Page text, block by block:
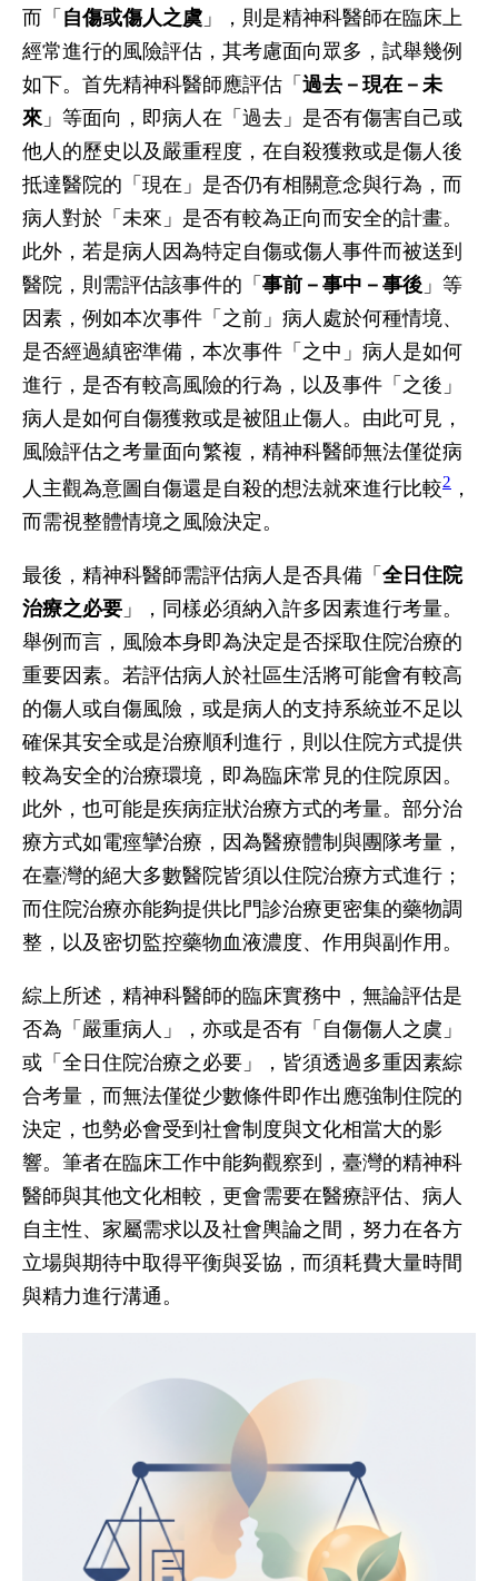
而「 自傷或傷人之虞 」，則是精神科醫師在臨床上
經常進行的風險評估，其考慮面向眾多，試舉幾例
如下。首先精神科醫師應評估「 過去－現在－未
來」等面向，即病人在「過去」是否有傷害自己或
他人的歷史以及嚴重程度，在自殺獲救或是傷人後
抵達醫院的「現在」是否仍有相關意念與行為，而
病人對於「未來」是否有較為正向而安全的計畫。
此外，若是病人因為特定自傷或傷人事件而被送到
醫院，則需評估該事件的「 事前－事中－事後 」等
因素，例如本次事件「之前」病人處於何種情境、
是否經過縝密準備，本次事件「之中」病人是如何
進行，是否有較高風險的行為，以及事件「之後」
病人是如何自傷獲救或是被阻止傷人。由此可見，
風險評估之考量面向繁複，精神科醫師無法僅從病
人主觀為意圖自傷還是自殺的想法就來進行比較2 ，
而需視整體情境之風險決定。
最後，精神科醫師需評估病人是否具備「 全日住院
治療之必要 」，同樣必須納入許多因素進行考量。
舉例而言，風險本身即為決定是否採取住院治療的
重要因素。若評估病人於社區生活將可能會有較高
的傷人或自傷風險，或是病人的支持系統並不足以
確保其安全或是治療順利進行，則以住院方式提供
較為安全的治療環境，即為臨床常見的住院原因。
此外，也可能是疾病症狀治療方式的考量。部分治
療方式如電痙攣治療，因為醫療體制與團隊考量，
在臺灣的絕大多數醫院皆須以住院治療方式進行；
而住院治療亦能夠提供比門診治療更密集的藥物調
整，以及密切監控藥物血液濃度、作用與副作用。
綜上所述，精神科醫師的臨床實務中，無論評估是
否為「嚴重病人」，亦或是否有「自傷傷人之虞」
或「全日住院治療之必要」，皆須透過多重因素綜
合考量，而無法僅從少數條件即作出應強制住院的
決定，也勢必會受到社會制度與文化相當大的影
響。筆者在臨床工作中能夠觀察到，臺灣的精神科
醫師與其他文化相較，更會需要在醫療評估、病人
自主性、家屬需求以及社會輿論之間，努力在各方
立場與期待中取得平衡與妥協，而須耗費大量時間
與精力進行溝通。